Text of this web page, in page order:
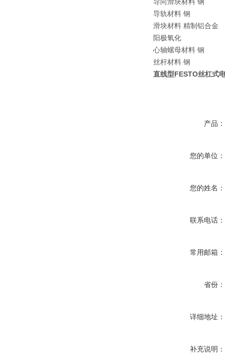
导轨材料 钢
滑块材料 精制铝合金
阳极氧化
心轴螺母材料 钢
丝杆材料 钢
直线型FESTO丝杠式
产品：
您的单位：
您的姓名：
联系电话：
常用邮箱：
省份：
详细地址：
补充说明：